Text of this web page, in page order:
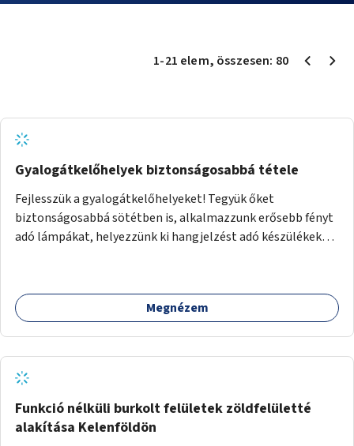
1-21 elem, összesen: 80
Gyalogátkelőhelyek biztonságosabbá tétele
Fejlesszük a gyalogátkelőhelyeket! Tegyük őket
biztonságosabbá sötétben is, alkalmazzunk erősebb fényt
adó lámpákat, helyezzünk ki hangjelzést adó készülékeket
Megnézem
Funkció nélküli burkolt felületek zöldfelületté
alakítása Kelenföldön